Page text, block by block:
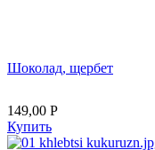
Шоколад, щербет
149,00 Р
Купить